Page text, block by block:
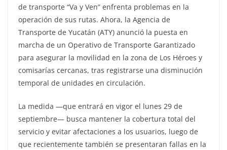
de transporte “Va y Ven” enfrenta problemas en la
operación de sus rutas. Ahora, la Agencia de
Transporte de Yucatán (ATY) anunció la puesta en
marcha de un Operativo de Transporte Garantizado
para asegurar la movilidad en la zona de Los Héroes y
comisarías cercanas, tras registrarse una disminución
temporal de unidades en circulación.
La medida —que entrará en vigor el lunes 29 de
septiembre— busca mantener la cobertura total del
servicio y evitar afectaciones a los usuarios, luego de
que recientemente también se presentaran fallas en la